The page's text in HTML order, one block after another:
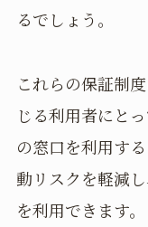
るでしょう。
これらの保証制
じる利用者にと
の窓口を利用す
動リスクを軽減
を利用できます。